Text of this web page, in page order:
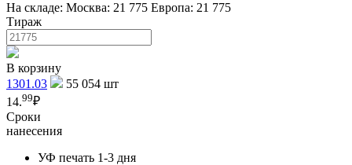
На складе: Москва: 21 775 Европа: 21 775
Тираж
В корзину
1301.03
55 054 шт
14.99₽
Сроки
нанесения
УФ печать 1-3 дня